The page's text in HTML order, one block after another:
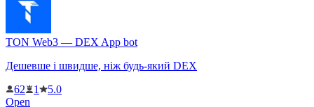
TON Web3 — DEX App bot
Дешевше і швидше, ніж будь-який DEX
62
1
5.0
Open